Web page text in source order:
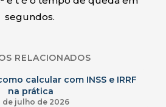
segundos.
RELACIONADOS
calcular com INSS e IRRF
na prática
de julho de 2026